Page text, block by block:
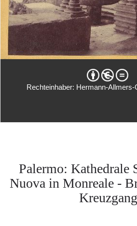
Rechteinhaber: Hermann-Allmers-
Palermo: Kathedrale
Nuova in Monreale -
Kreuzgang